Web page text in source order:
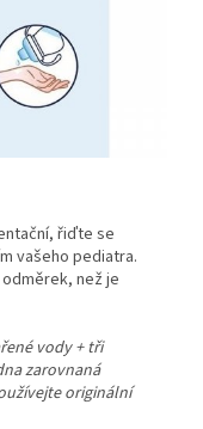
řiďte se
vašeho pediatra.
než je
vody + tři
zarovnaná
originální